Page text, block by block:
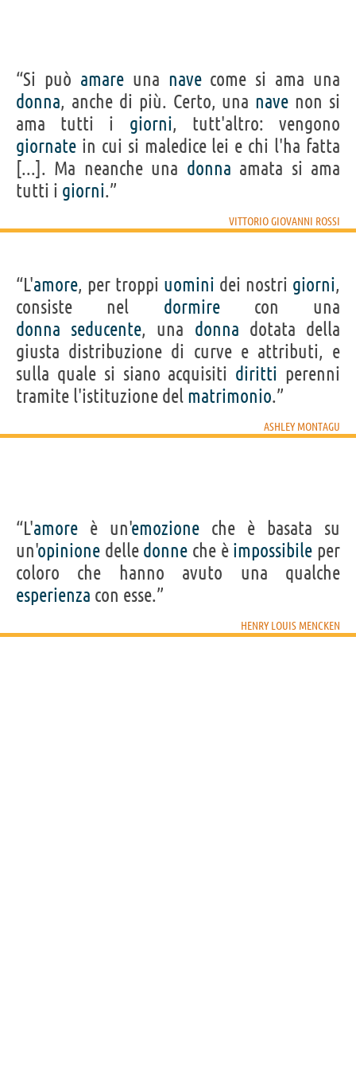
“Si può amareuna navecome si ama una
donna, anche di più. Certo, una nave non si
ama tutti i giorni, tutt'altro: vengono
giornate in cui si maledice lei e chi l'ha fatta
[...]. Ma neanche una donna amata si ama
tutti i giorni.”
VITTORIO GIOVANNI ROSSI
“L'amore, per troppi uomini dei nostri giorni,
consiste nel dormirecon una
donna seducente, una donna dotata della
giusta distribuzione di curve e attributi, e
sulla quale si siano acquisiti diritti perenni
tramite l'istituzione del matrimonio.”
ASHLEY MONTAGU
“L'amore è un'emozione che è basata su
un'opinione delle donne che è impossibile per
coloro che hanno avuto una qualche
esperienza con esse.”
HENRY LOUIS MENCKEN